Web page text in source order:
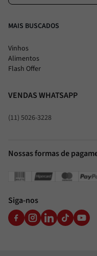
MAIS BUSCADOS
Vinhos
Alimentos
Flash Offer
VENDAS WHATSAPP
(11) 5026-3228
Nossas formas de
Siga-nos